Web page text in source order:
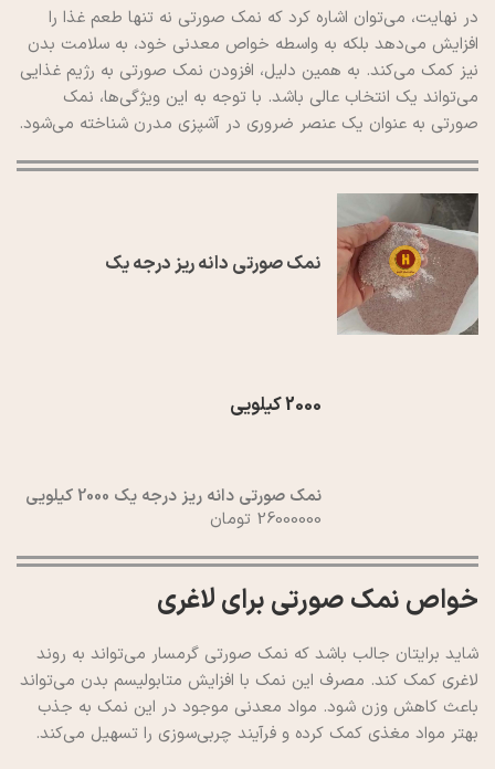
در نهایت، می‌توان اشاره کرد که نمک صورتی نه تنها طعم غذا را
افزایش می‌دهد بلکه به واسطه خواص معدنی خود، به سلامت بدن
نیز کمک می‌کند. به همین دلیل، افزودن نمک صورتی به رژیم غذایی
می‌تواند یک انتخاب عالی باشد. با توجه به این ویژگی‌ها، نمک
صورتی به عنوان یک عنصر ضروری در آشپزی مدرن شناخته می‌شود.
نمک صورتی دانه ریز درجه یک
2000 کیلویی
نمک صورتی دانه ریز درجه یک 2000 کیلویی
26000000 تومان
خواص نمک صورتی برای لاغری
شاید برایتان جالب باشد که نمک صورتی گرمسار می‌تواند به روند
لاغری کمک کند. مصرف این نمک با افزایش متابولیسم بدن می‌تواند
باعث کاهش وزن شود. مواد معدنی موجود در این نمک به جذب
بهتر مواد مغذی کمک کرده و فرآیند چربی‌سوزی را تسهیل می‌کند.